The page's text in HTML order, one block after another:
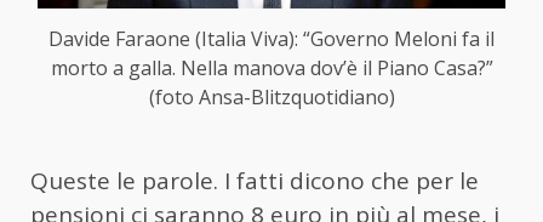
Davide Faraone (Italia Viva): “Governo Meloni fa il
morto a galla. Nella manova dov’è il Piano Casa?”
(foto Ansa-Blitzquotidiano)
Queste le parole. I fatti dicono che per le
pensioni ci saranno 8 euro in più al mese, i